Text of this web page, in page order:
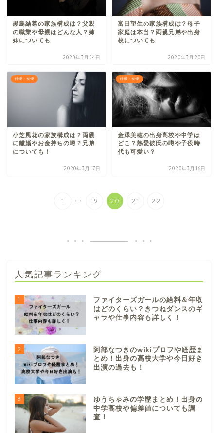
黒島結菜の家族構成は？父親
の職業や母親はどんな人？姉
妹についても
2020年3月24日
富田望生の家族構成は？母子
家庭は本当？両親兄弟や出身
校についても
2020年3月20日
俳優・女優
小芝風花の家族構成は？両親
に離婚やお金持ちの噂？兄弟
についても！
2020年3月17日
俳優・女優
金澤美穂の出身高校や中学は
どこ？熱愛彼氏の噂や子役時
代も可愛い？
2020年3月16日
1 ... 19 20 21 22
人気記事ランキング
1
ファイターズガールの給料＆年収
はどのくらい？きつねダンスのギ
ャラや仕事内容も詳しく！
2
阿部なつきのwikiプロフや経歴ま
とめ！出身の高校大学や今日好き
出演の過去も！
3
ゆうちゃみの学歴まとめ！出身の
中学高校や偏差値についても調
査！